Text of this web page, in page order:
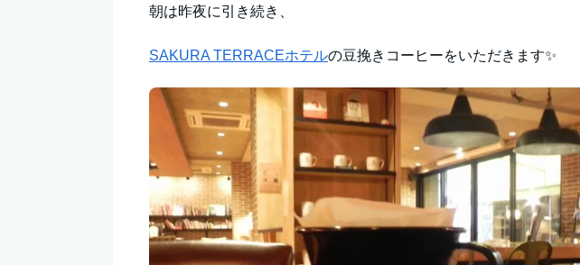
朝は昨夜に引き続き、
SAKURA TERRACEホテルの豆挽きコーヒーをいただきます✨